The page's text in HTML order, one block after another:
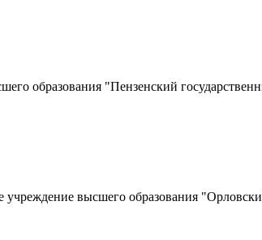
образования "Пензенский
учреждение высшего образования